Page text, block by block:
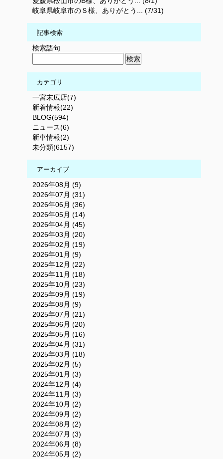
岐阜県岐阜市のＳ様、ありがとう... (7/31)
記事検索
検索語句
カテゴリ
一宮末広店(7)
新着情報(22)
BLOG(594)
ニュース(6)
新車情報(2)
未分類(6157)
アーカイブ
2026年08月 (9)
2026年07月 (31)
2026年06月 (36)
2026年05月 (14)
2026年04月 (45)
2026年03月 (20)
2026年02月 (19)
2026年01月 (9)
2025年12月 (22)
2025年11月 (18)
2025年10月 (23)
2025年09月 (19)
2025年08月 (9)
2025年07月 (21)
2025年06月 (20)
2025年05月 (16)
2025年04月 (31)
2025年03月 (18)
2025年02月 (5)
2025年01月 (3)
2024年12月 (4)
2024年11月 (3)
2024年10月 (2)
2024年09月 (2)
2024年08月 (2)
2024年07月 (3)
2024年06月 (8)
2024年05月 (2)